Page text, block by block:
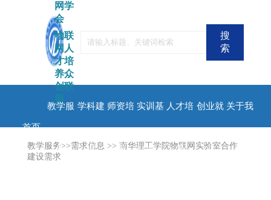
网学
会
物联
网人
才培
养众
创联
盟
搜
索
首页
教学服
务
学科建
设
师资培
训
实训基
地
人才培
养
创业就
业
关于我
们
教学服务>>需求信息 >> 南华理工学院物联网实验室合作
建设需求